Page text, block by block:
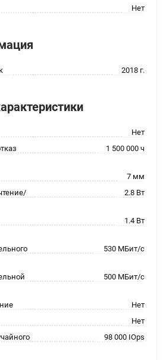
Нет
2018 г.
Нет
1 500 000 ч
7 мм
2.8 Вт
1.4 Вт
530 МБит/с
500 МБит/с
Нет
Нет
98 000 IOps